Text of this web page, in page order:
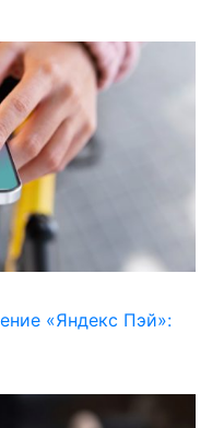
«Яндекс Пэй»: